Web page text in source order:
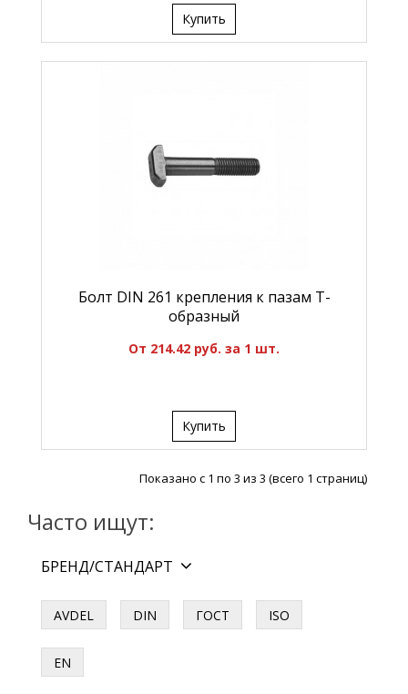
Купить
Болт DIN 261 крепления к пазам Т-
образный
От 214.42 руб. за 1 шт.
Купить
Показано с 1 по 3 из 3 (всего 1 страниц)
Часто ищут:
БРЕНД/СТАНДАРТ
AVDEL DIN ГОСТ ISO
EN